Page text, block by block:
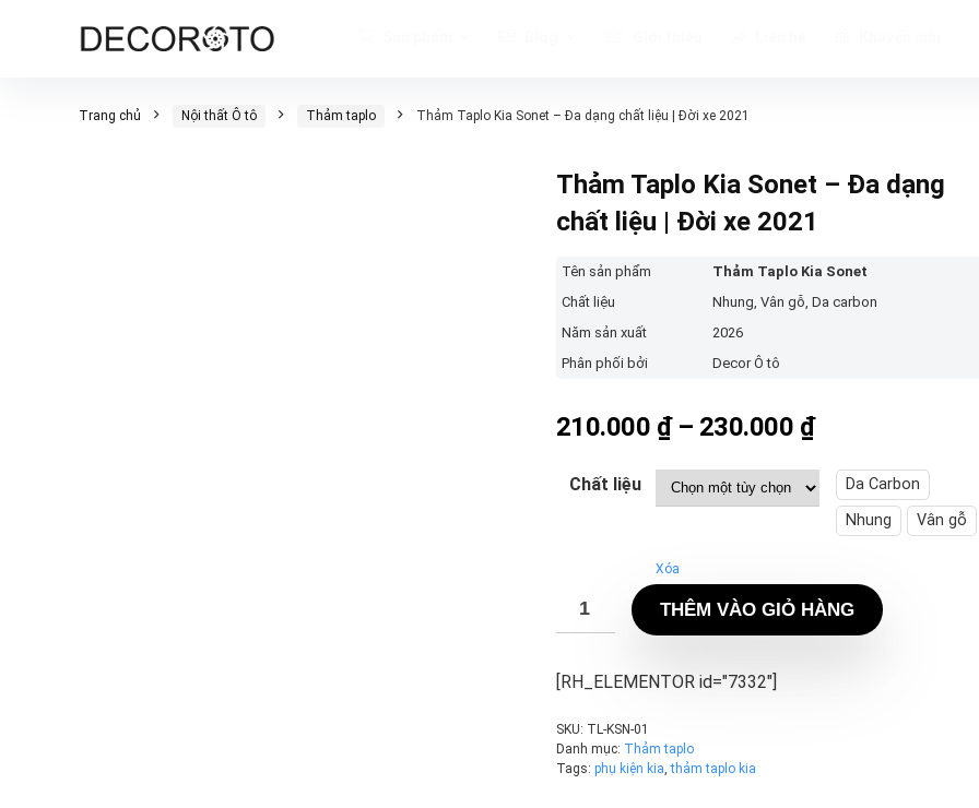
Trang chủ Nội thất Ô tô Thảm taplo Thảm Taplo Kia Sonet – Đa dạng chất liệu | Đời xe 2021
Thảm Taplo Kia Sonet – Đa dạng
chất liệu | Đời xe 2021
Tên sản phẩm
Thảm Taplo Kia Sonet
Chất liệu
Nhung, Vân gỗ, Da carbon
Năm sản xuất
2026
Phân phối bởi
Decor Ô tô
210.000 ₫ – 230.000 ₫Khoảng
từ
210.000 ₫
230.000 ₫
Chất liệu
Da Carbon
Nhung
Vân gỗ
Xóa
THÊM VÀO GIỎ HÀNG
[RH_ELEMENTOR id="7332"]
SKU: TL-KSN-01
Danh mục: Thảm taplo
Tags: phụ kiện kia,thảm taplo kia